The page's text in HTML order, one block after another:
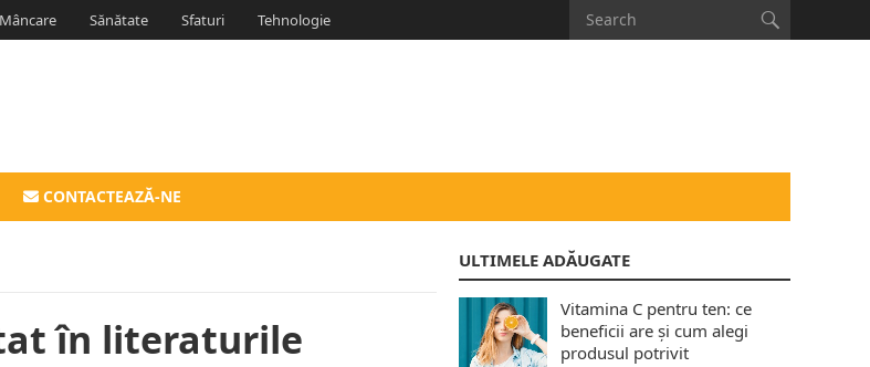
Mâncare Sănătate Sfaturi Tehnologie
CONTACTEAZĂ-NE
în literaturile
ULTIMELE ADĂUGATE
Vitamina C pentru ten: ce
beneficii are și cum alegi
produsul potrivit